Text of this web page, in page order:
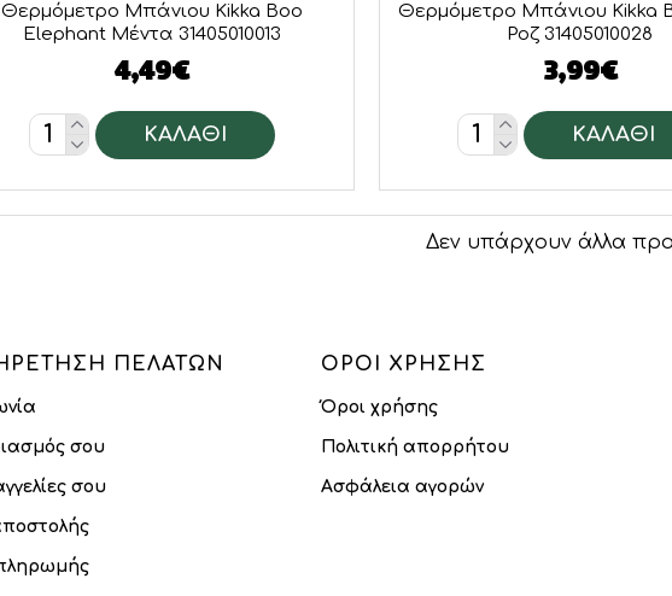
Θερμόμετρο Μπάνιου Kikka Boo
Elephant Μέντα 31405010013
4,49€
ΚΑΛΆΘΙ
Θερμόμετρο Μπάνιου Kikka
Ροζ 31405010028
3,99€
ΚΑΛΆΘΙ
Δεν υπάρχουν άλλα
ΠΕΛΑΤΏΝ
σου
σου
ΌΡΟΙ ΧΡΉΣΗΣ
Όροι χρήσης
Πολιτική απορρήτου
Ασφάλεια αγορών